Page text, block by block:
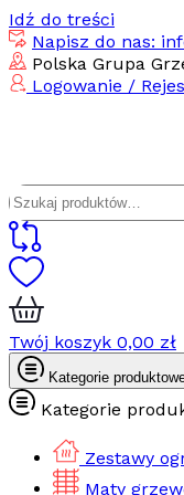
Idź do treści
Napisz do nas:
Polska Grupa
Logowanie /
Szukaj:
Twój koszyk 0,00 zł
Kategorie
Kategorie
Zestawy
Maty